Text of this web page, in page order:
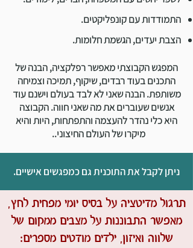
המפגש הקבוצתי מאפשר רפלקציה, הבנה של
התכנים בעוד רבדים, שיקוף, תמיכה וצמיחה
משותפת. הבנה שאני לא לבד בעולם וישנם עוד
אנשים שעוברים את מה שאני חווה. הקבוצה
היא כלי נהדר להעצמה והתפתחות, היות והיא
מיקרו של העולם החיצוני..
התמודדות עם קונפליקטים.
הצבת יעדים, הגשמת חלומות.
ניתן לקבל את התוכנית גם כמפגשים אישיים.
תרגול מדיטציה על בסיס יומי מפחית לחץ,
מאפשר התבוננות על מצבים ממקום של
שלווה ואיזון, ילדים מודטים מספרים: